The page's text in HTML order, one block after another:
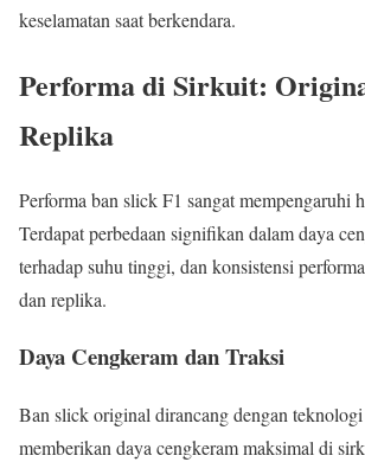
keselamatan saat berkendara.
Performa di Sirkuit:
Replika
Performa ban slick F1 sangat mempengaruhi
Terdapat perbedaan signifikan dalam daya
terhadap suhu tinggi, dan konsistensi
dan replika.
Daya Cengkeram dan Traksi
Ban slick original dirancang dengan
memberikan daya cengkeram maksimal di